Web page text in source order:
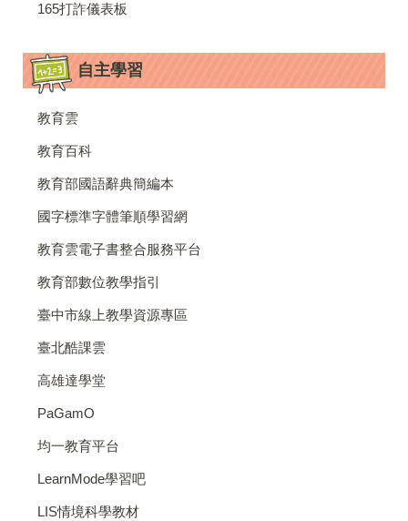
165打詐儀表板
自主學習
教育雲
教育百科
教育部國語辭典簡編本
國字標準字體筆順學習網
教育雲電子書整合服務平台
教育部數位教學指引
臺中市線上教學資源專區
臺北酷課雲
高雄達學堂
PaGamO
均一教育平台
LearnMode學習吧
LIS情境科學教材